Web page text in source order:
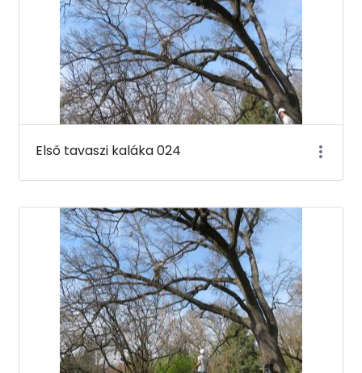
Első tavaszi kaláka 024